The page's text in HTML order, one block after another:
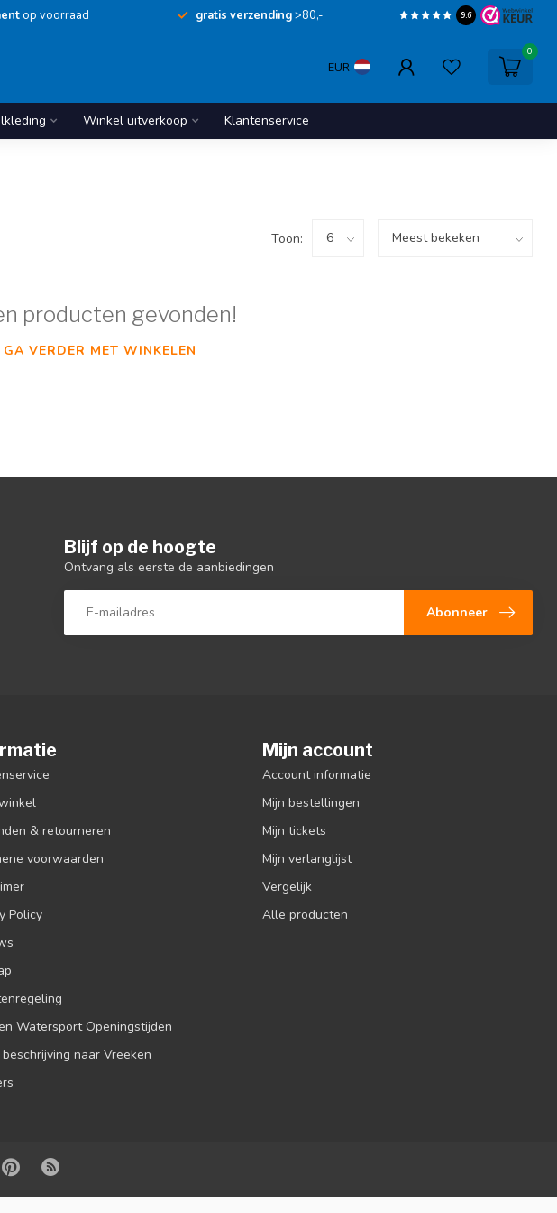
op voorraad gratis verzending>80,- 9.6
EUR
0
Winkel uitverkoop Klantenservice
Toon:
producten gevonden!
GA VERDER MET WINKELEN
Blijf op de hoogte
Ontvang als eerste de aanbiedingen
Abonneer
& retourneren
voorwaarden
Policy
Watersport Openingstijden
naar Vreeken
Mijn account
Account informatie
Mijn bestellingen
Mijn tickets
Mijn verlanglijst
Vergelijk
Alle producten